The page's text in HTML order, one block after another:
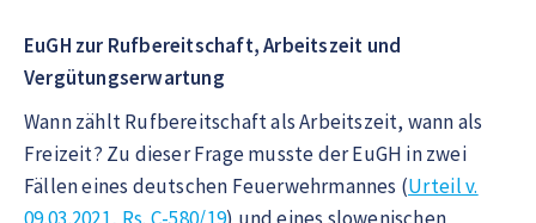
EuGH zur Rufbereitschaft, Arbeitszeit und
Vergütungserwartung
Wann zählt Rufbereitschaft als Arbeitszeit, wann als
Freizeit? Zu dieser Frage musste der EuGH in zwei
Fällen eines deutschen Feuerwehrmannes (Urteil v.